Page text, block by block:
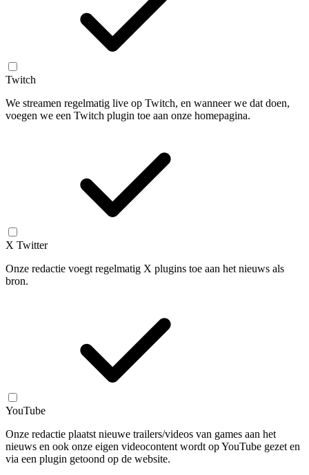
Twitch
We streamen regelmatig live op Twitch, en wanneer we dat doen,
voegen we een Twitch plugin toe aan onze homepagina.
X Twitter
Onze redactie voegt regelmatig X plugins toe aan het nieuws als
bron.
YouTube
Onze redactie plaatst nieuwe trailers/videos van games aan het
nieuws en ook onze eigen videocontent wordt op YouTube gezet en
via een plugin getoond op de website.